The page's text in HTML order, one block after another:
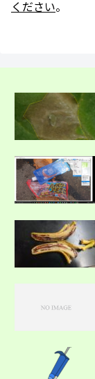
ください。